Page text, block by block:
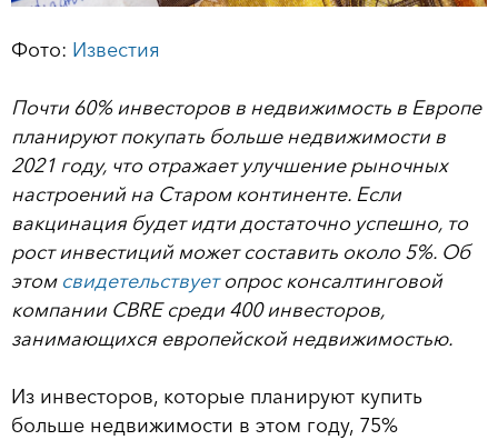
Фото: Известия
Почти 60% инвесторов в недвижимость в Европе
планируют покупать больше недвижимости в
2021 году, что отражает улучшение рыночных
настроений на Старом континенте. Если
вакцинация будет идти достаточно успешно, то
рост инвестиций может составить около 5%. Об
этом свидетельствуетопрос консалтинговой
компании CBRE среди 400 инвесторов,
занимающихся европейской недвижимостью.
Из инвесторов, которые планируют купить
больше недвижимости в этом году, 75%